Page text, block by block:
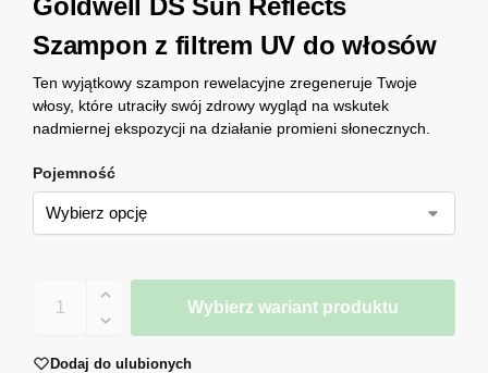
Goldwell DS Sun Reflects
Szampon z filtrem UV do włosów
Ten wyjątkowy szampon rewelacyjne zregeneruje Twoje
włosy, które utraciły swój zdrowy wygląd na wskutek
nadmiernej ekspozycji na działanie promieni słonecznych.
Pojemność
Wybierz wariant produktu
Dodaj do ulubionych